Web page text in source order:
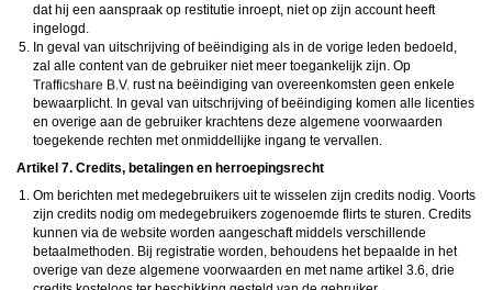
dat hij een aanspraak op restitutie inroept, niet op zijn account heeft
ingelogd.
In geval van uitschrijving of beëindiging als in de vorige leden bedoeld,
zal alle content van de gebruiker niet meer toegankelijk zijn. Op
rust na beëindiging van overeenkomsten geen enkele
bewaarplicht. In geval van uitschrijving of beëindiging komen alle licenties
en overige aan de gebruiker krachtens deze algemene voorwaarden
toegekende rechten met onmiddellijke ingang te vervallen.
Artikel 7. Credits, betalingen en herroepingsrecht
Om berichten met medegebruikers uit te wisselen zijn credits nodig. Voorts
zijn credits nodig om medegebruikers zogenoemde flirts te sturen. Credits
kunnen via de website worden aangeschaft middels verschillende
betaalmethoden. Bij registratie worden, behoudens het bepaalde in het
overige van deze algemene voorwaarden en met name artikel 3.6, drie